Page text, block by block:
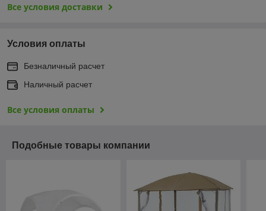
Все условия доставки
Условия оплаты
Безналичный расчет
Наличный расчет
Все условия оплаты
Подобные товары компании